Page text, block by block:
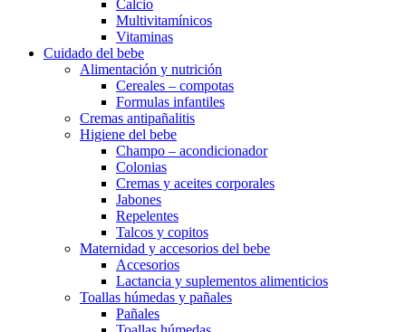
Calcio
Multivitamínicos
Vitaminas
Cuidado del bebe
Alimentación y nutrición
Cereales – compotas
Formulas infantiles
Cremas antipañalitis
Higiene del bebe
Champo – acondicionador
Colonias
Cremas y aceites corporales
Jabones
Repelentes
Talcos y copitos
Maternidad y accesorios del bebe
Accesorios
Lactancia y suplementos alimenticios
Toallas húmedas y pañales
Pañales